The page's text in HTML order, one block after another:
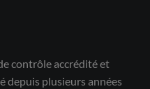
contrôle accrédité et
depuis plusieurs années